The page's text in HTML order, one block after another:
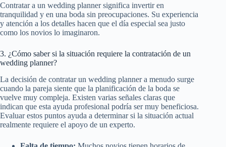
Contratar a un wedding planner significa invertir en
tranquilidad y en una boda sin preocupaciones. Su experiencia
y atención a los detalles hacen que el día especial sea justo
como los novios lo imaginaron.
3. ¿Cómo saber si la situación requiere la contratación de un
wedding planner?
La decisión de contratar un wedding planner a menudo surge
cuando la pareja siente que la planificación de la boda se
vuelve muy compleja. Existen varias señales claras que
indican que esta ayuda profesional podría ser muy beneficiosa.
Evaluar estos puntos ayuda a determinar si la situación actual
realmente requiere el apoyo de un experto.